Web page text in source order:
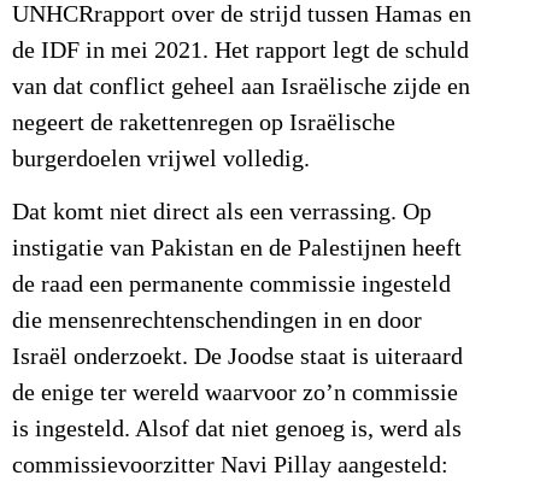
UNHCRrapport over de strijd tussen Hamas en
de IDF in mei 2021. Het rapport legt de schuld
van dat conflict geheel aan Israëlische zijde en
negeert de rakettenregen op Israëlische
burgerdoelen vrijwel volledig.
Dat komt niet direct als een verrassing. Op
instigatie van Pakistan en de Palestijnen heeft
de raad een permanente commissie ingesteld
die mensenrechtenschendingen in en door
Israël onderzoekt. De Joodse staat is uiteraard
de enige ter wereld waarvoor zo’n commissie
is ingesteld. Alsof dat niet genoeg is, werd als
commissievoorzitter Navi Pillay aangesteld: